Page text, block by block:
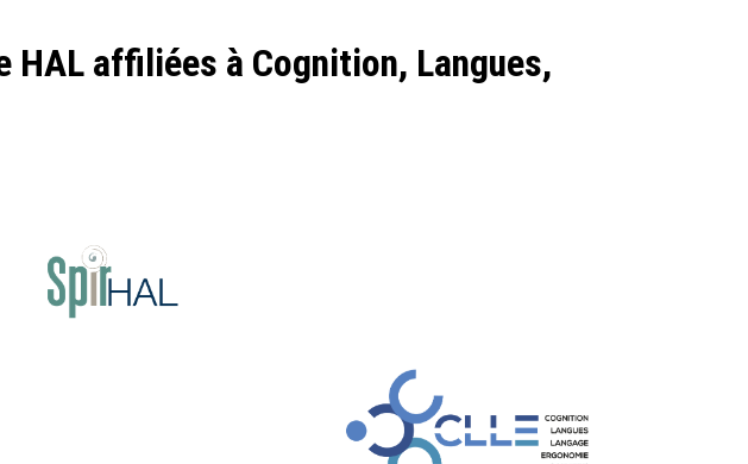
affiliées à Cognition, Langues,